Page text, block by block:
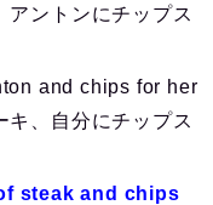
アントンにチップス
and chips for her
キ、自分にチップス
steak and chips